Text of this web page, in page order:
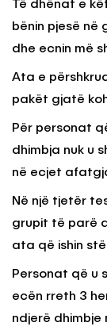
Të dhënat e
bënin pjesë në
dhe ecnin më
Ata e
pakët gjatë
Për personat
dhimbja nuk u
në ecjet
Në një tjetër
grupit të parë
ata që ishin
Personat që u
ecën rreth 3
ndjerë dhimbje